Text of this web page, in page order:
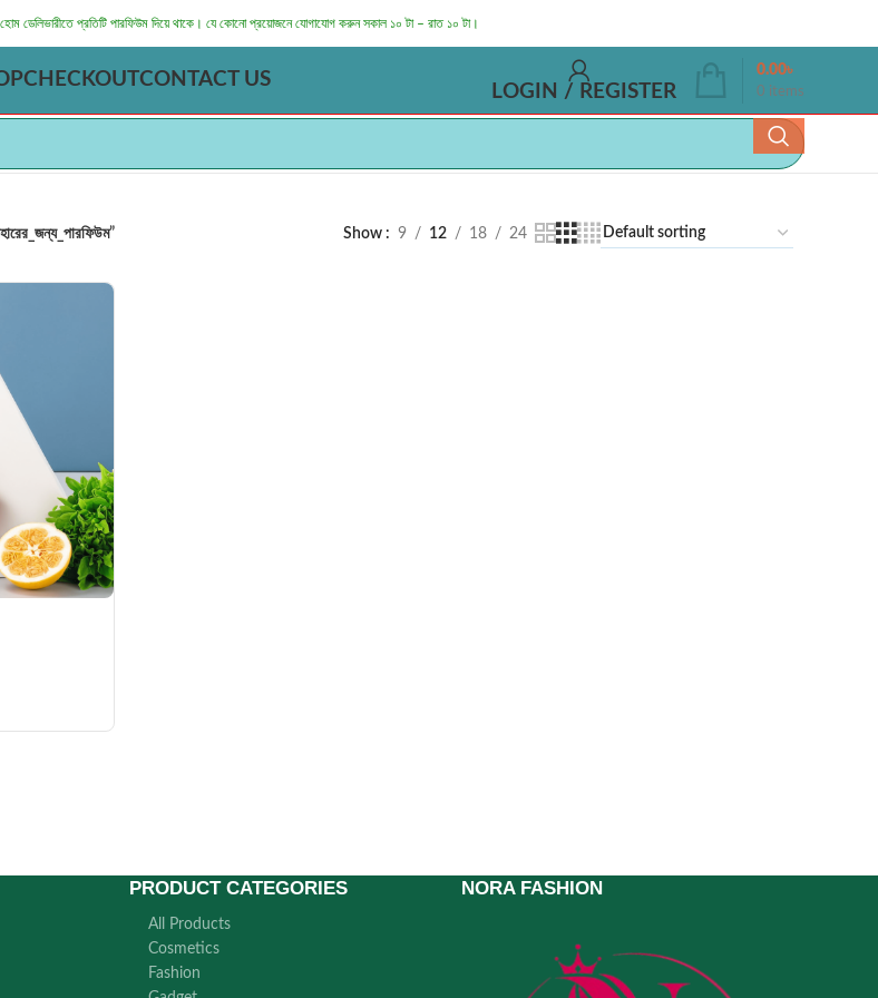
ডেলিভারীতে প্রতিটি পারফিউম দিয়ে থাকে। যে কোনো প্রয়োজনে যোগাযোগ করুন সকাল ১০ টা – রাত ১০ টা।
CHECKOUTCONTACT US
LOGIN / REGISTER 0 items
0.00৳
Show 9 12 18 24
PRODUCT CATEGORIES
All Products
Cosmetics
Fashion
NORA FASHION